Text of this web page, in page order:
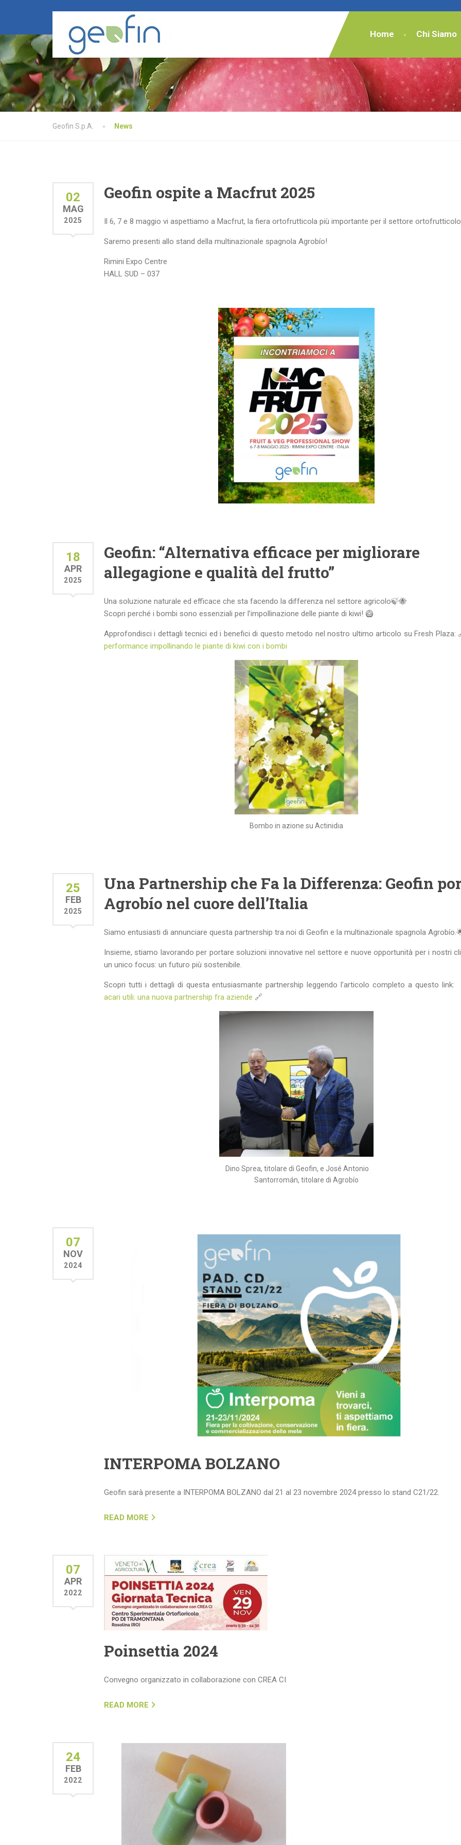
Home Chi Siamo
Geofin S.p.A. News
02
MAG
2025
Geofin ospite a Macfrut 2025
Il 6, 7 e 8 maggio vi aspettiamo a Macfrut, la fiera ortofrutticola più importante per il settore
Saremo presenti allo stand della multinazionale spagnola Agrobío!
Rimini Expo Centre
HALL SUD – 037
18
APR
2025
Geofin: “Alternativa efficace per migliorare
allegagione e qualità del frutto”
Una soluzione naturale ed efficace che sta facendo la differenza nel settore agricolo🍃🐝
Scopri perché i bombi sono essenziali per l’impollinazione delle piante di kiwi! 🥝
Approfondisci i dettagli tecnici ed i benefici di questo metodo nel nostro ultimo articolo su Fresh Plaza:
performance impollinando le piante di kiwi con i bombi
Bombo in azione su Actinidia
25
FEB
2025
Una Partnership che Fa la Differenza: Geofin
Agrobío nel cuore dell’Italia
Siamo entusiasti di annunciare questa partnership tra noi di Geofin e la multinazionale spagnola
Insieme, stiamo lavorando per portare soluzioni innovative nel settore e nuove opportunità per i nostri
un unico focus: un futuro più sostenibile.
Scopri tutti i dettagli di questa entusiasmante partnership leggendo l’articolo completo a questo link:
acari utili: una nuova partnership fra aziende 🔗
Dino Sprea, titolare di Geofin, e José Antonio
Santorromán, titolare di Agrobío
07
NOV
2024
INTERPOMA BOLZANO
Geofin sarà presente a INTERPOMA BOLZANO dal 21 al 23 novembre 2024 presso lo stand C21/22.
READ MORE
07
APR
2022
Poinsettia 2024
Convegno organizzato in collaborazione con CREA CI
READ MORE
24
FEB
2022